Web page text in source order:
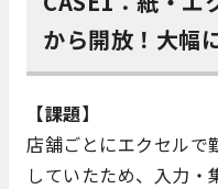
から開放！大幅
【課題】
店舗ごとにエクセルで
していたため、入力・